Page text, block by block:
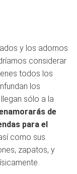
y los adornos
considerar
todos los
los
sólo a la
de
para el
como sus
zapatos, y